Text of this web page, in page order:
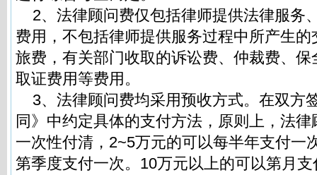
2、法律顾问费仅包括律师提供法律服务
费用，不包括律师提供服务过程中所产生
旅费，有关部门收取的诉讼费、仲裁费、
取证费用等费用。
3、法律顾问费均采用预收方式。在双方
同》中约定具体的支付方法，原则上，法
一次性付清，2~5万元的可以每半年支付一
第季度支付一次。10万元以上的可以第月